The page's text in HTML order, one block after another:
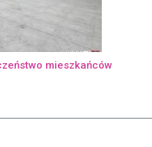
mieszkańców